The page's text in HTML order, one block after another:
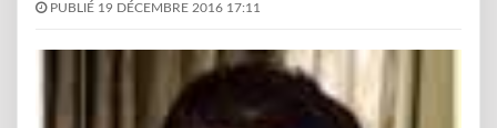
PUBLIÉ 19 DÉCEMBRE 2016 17:11